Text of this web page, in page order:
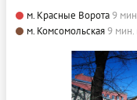
м. Красные Ворота9
м. Комсомольская9